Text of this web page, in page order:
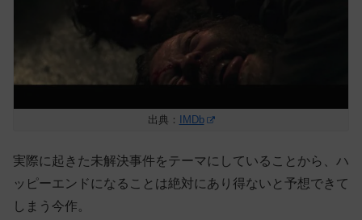
出典： IMDb
実際に起きた未解決事件をテーマにしていることから、ハ
ッピーエンドになることは絶対にあり得ないと予想できて
しまう今作。